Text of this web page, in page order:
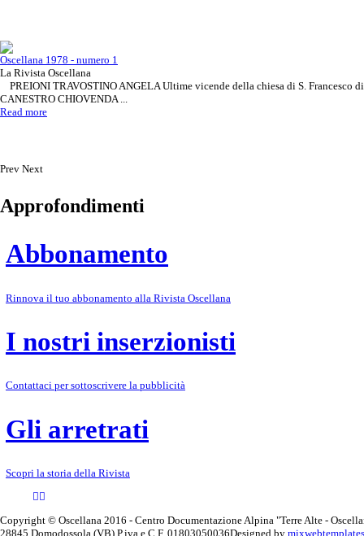
Oscellana 1978 - numero 1
La Rivista Oscellana
PREIONI TRAVOSTINO ANGELA Ultime vicende della chiesa di S. Francesco
CANESTRO CHIOVENDA ...
Read more
Prev Next
Approfondimenti
Abbonamento
Rinnova il tuo abbonamento alla Rivista Oscellana
I nostri inserzionisti
Contattaci per sottoscrivere la pubblicità
Gli arretrati
Scopri la storia della Rivista
Copyright © Oscellana 2016 - Centro Documentazione Alpina "Terre Alte -
28845 Domodossola (VB) P.iva e C.F. 01803050036Designed by mixwebtemplates